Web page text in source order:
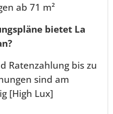
ab 71 m²
bietet La
Ratenzahlung bis zu
sind am
[High Lux]